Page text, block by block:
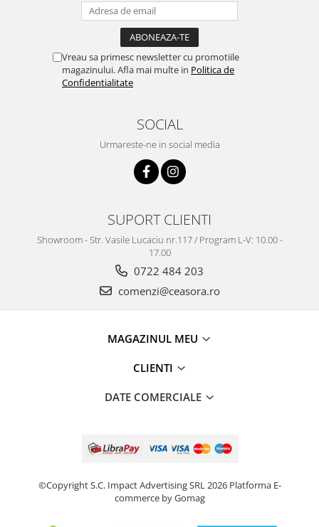
Dispozitive Capace Ceas
Lupe, Dispozitive Optice
Mecanisme Ceas
Truse / Kituri Ceasornicar
Vreau sa primesc newsletter cu promotiile
magazinului. Afla mai multe in Politica de
Confidentialitate
SOCIAL
Urmareste-ne in social media
SUPORT CLIENTI
Showroom - Str. Vasile Lucaciu nr.117 / Program L-V: 10.00 -
17.00
0722 484 203
comenzi@ceasora.ro
MAGAZINUL MEU
CLIENTI
DATE COMERCIALE
©Copyright S.C. Impact Advertising SRL 2026 Platforma E-
commerce by Gomag